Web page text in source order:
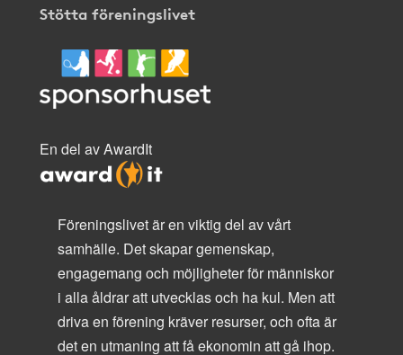
Stötta föreningslivet
En del av AwardIt
Föreningslivet är en viktig del av vårt
samhälle. Det skapar gemenskap,
engagemang och möjligheter för människor
i alla åldrar att utvecklas och ha kul. Men att
driva en förening kräver resurser, och ofta är
det en utmaning att få ekonomin att gå ihop.